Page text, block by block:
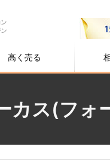
高く売る
カス(フォ